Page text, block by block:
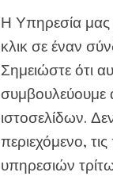
Η Υπηρεσία μας
κλικ σε έναν
Σημειώστε ότι
συμβουλεύουμε
ιστοσελίδων.
περιεχόμενο,
υπηρεσιών